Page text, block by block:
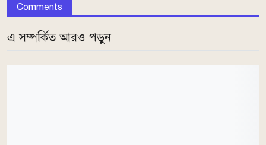
Comments
এ সম্পর্কিত আরও পড়ুন